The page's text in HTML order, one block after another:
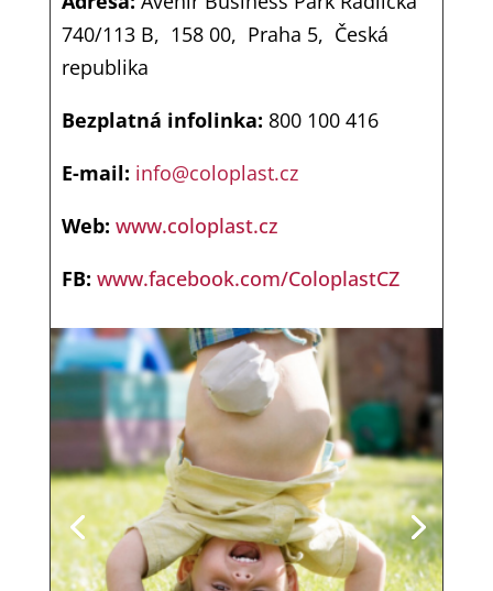
740/113 B, 158 00, Praha 5, Česká
republika
Bezplatná infolinka: 800 100 416
E-mail: info@coloplast.cz
Web: www.coloplast.cz
FB: www.facebook.com/ColoplastCZ